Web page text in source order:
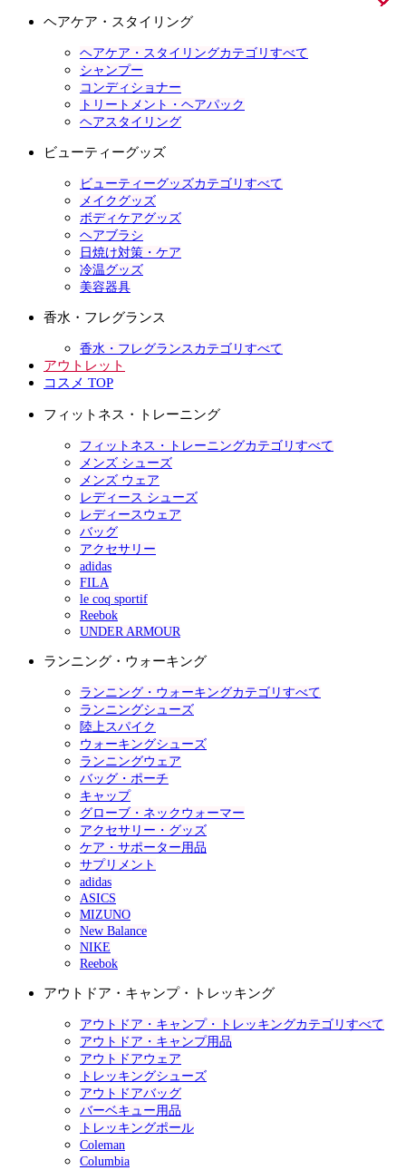
ヘアケア・スタイリング
ヘアケア・スタイリングカテゴリすべて
シャンプー
コンディショナー
トリートメント・ヘアパック
ヘアスタイリング
ビューティーグッズ
ビューティーグッズカテゴリすべて
メイクグッズ
ボディケアグッズ
ヘアブラシ
日焼け対策・ケア
冷温グッズ
美容器具
香水・フレグランス
香水・フレグランスカテゴリすべて
アウトレット
コスメ TOP
フィットネス・トレーニング
フィットネス・トレーニングカテゴリすべて
メンズ シューズ
メンズ ウェア
レディース シューズ
レディースウェア
バッグ
アクセサリー
adidas
FILA
le coq sportif
Reebok
UNDER ARMOUR
ランニング・ウォーキング
ランニング・ウォーキングカテゴリすべて
ランニングシューズ
陸上スパイク
ウォーキングシューズ
ランニングウェア
バッグ・ポーチ
キャップ
グローブ・ネックウォーマー
アクセサリー・グッズ
ケア・サポーター用品
サプリメント
adidas
ASICS
MIZUNO
New Balance
NIKE
Reebok
アウトドア・キャンプ・トレッキング
アウトドア・キャンプ・トレッキングカテゴリすべて
アウトドア・キャンプ用品
アウトドアウェア
トレッキングシューズ
アウトドアバッグ
バーベキュー用品
トレッキングポール
Coleman
Columbia